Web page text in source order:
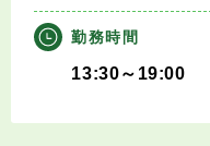
勤務時間
13:30～19:00